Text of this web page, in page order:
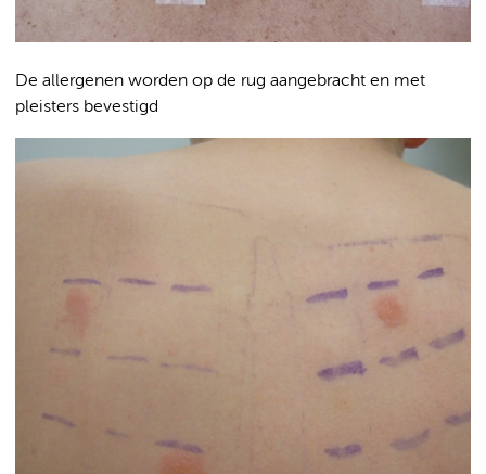
De allergenen worden op de rug aangebracht en met
pleisters bevestigd